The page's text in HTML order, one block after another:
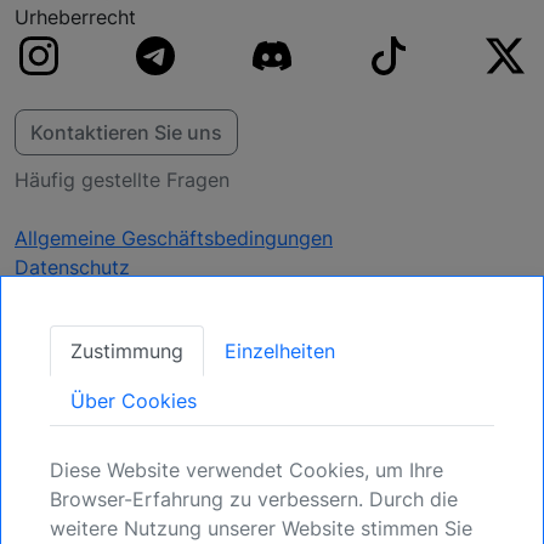
Urheberrecht
Kontaktieren Sie uns
Häufig gestellte Fragen
Allgemeine Geschäftsbedingungen
Datenschutz
Aktualisierungen
erhalten
für kommende Möglichkeiten.
Zustimmung Einzelheiten
Über Cookies
Diese Website verwendet Cookies, um Ihre
Browser-Erfahrung zu verbessern. Durch die
weitere Nutzung unserer Website stimmen Sie